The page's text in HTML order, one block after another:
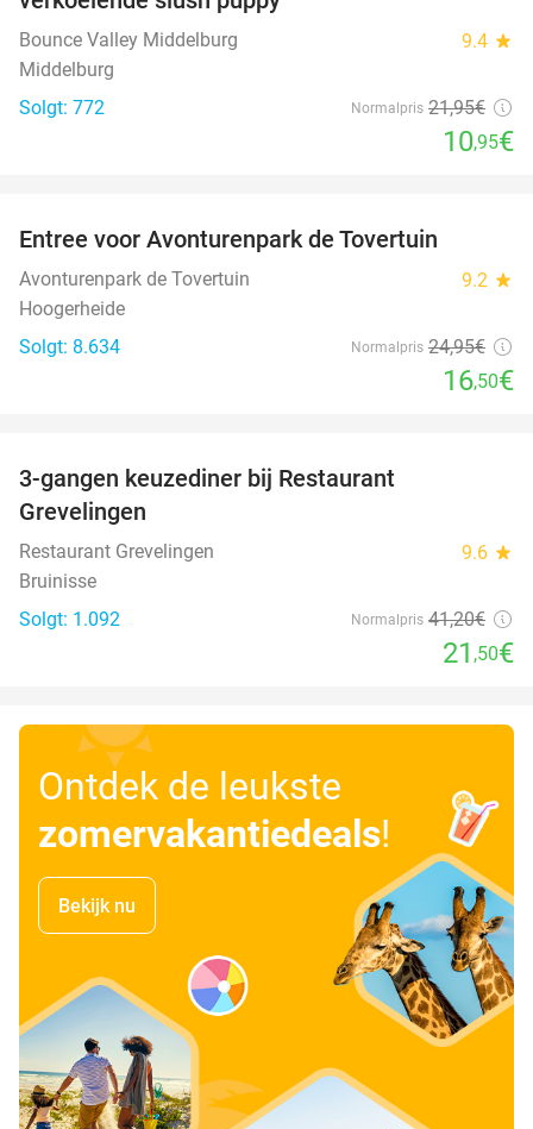
Bounce Valley Middelburg 9.4 star
Middelburg
Solgt: 772
Normalpris 21,95€
10,95€
Entree voor Avonturenpark de Tovertuin
Avonturenpark de Tovertuin 9.2 star
Hoogerheide
Solgt: 8.634
Normalpris 24,95€
16,50€
3-gangen keuzediner bij Restaurant
Grevelingen
Restaurant Grevelingen 9.6 star
Bruinisse
Solgt: 1.092
Normalpris 41,20€
21 ,50€
Ontdek de leukste
zomervakantiedeals!
Bekijk nu